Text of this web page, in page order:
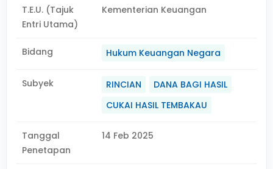
T.E.U. (Tajuk
Entri Utama)
Kementerian Keuangan
Bidang Hukum Keuangan Negara
Subyek RINCIAN
DANA BAGI HASIL
CUKAI HASIL TEMBAKAU
Tanggal
Penetapan
14 Feb 2025